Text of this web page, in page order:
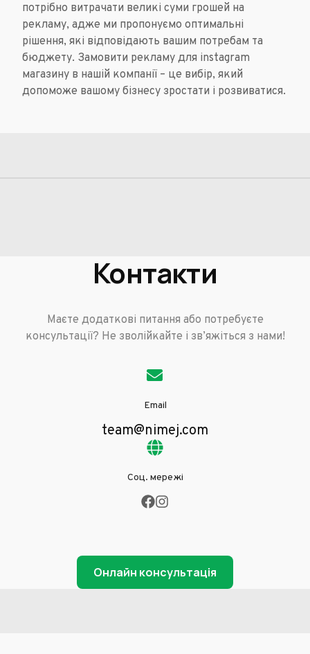
потрібно витрачати великі суми грошей на
рекламу, адже ми пропонуємо оптимальні
рішення, які відповідають вашим потребам та
бюджету. Замовити рекламу для instagram
магазину в нашій компанії – це вибір, який
допоможе вашому бізнесу зростати і розвиватися.
Контакти
Маєте додаткові питання або потребуєте
консультації? Не зволійкайте і зв’яжіться з нами!
Email
team@nimej.com
Соц. мережі
Онлайн консультація